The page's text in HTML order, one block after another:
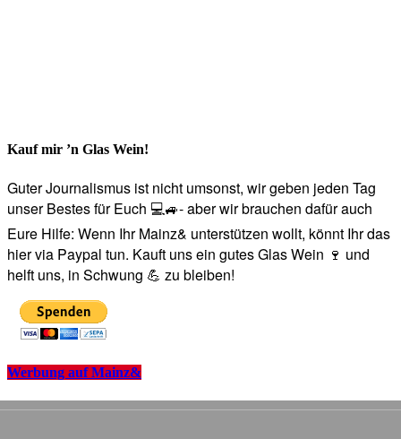
Kauf mir ’n Glas Wein!
Guter Journalismus ist nicht umsonst, wir geben jeden Tag
unser Bestes für Euch 💻🚙- aber wir brauchen dafür auch
Eure Hilfe: Wenn Ihr Mainz& unterstützen wollt, könnt Ihr das
hier via Paypal tun. Kauft uns ein gutes Glas Wein 🍷 und
helft uns, in Schwung 💪 zu bleiben!
Werbung auf Mainz&